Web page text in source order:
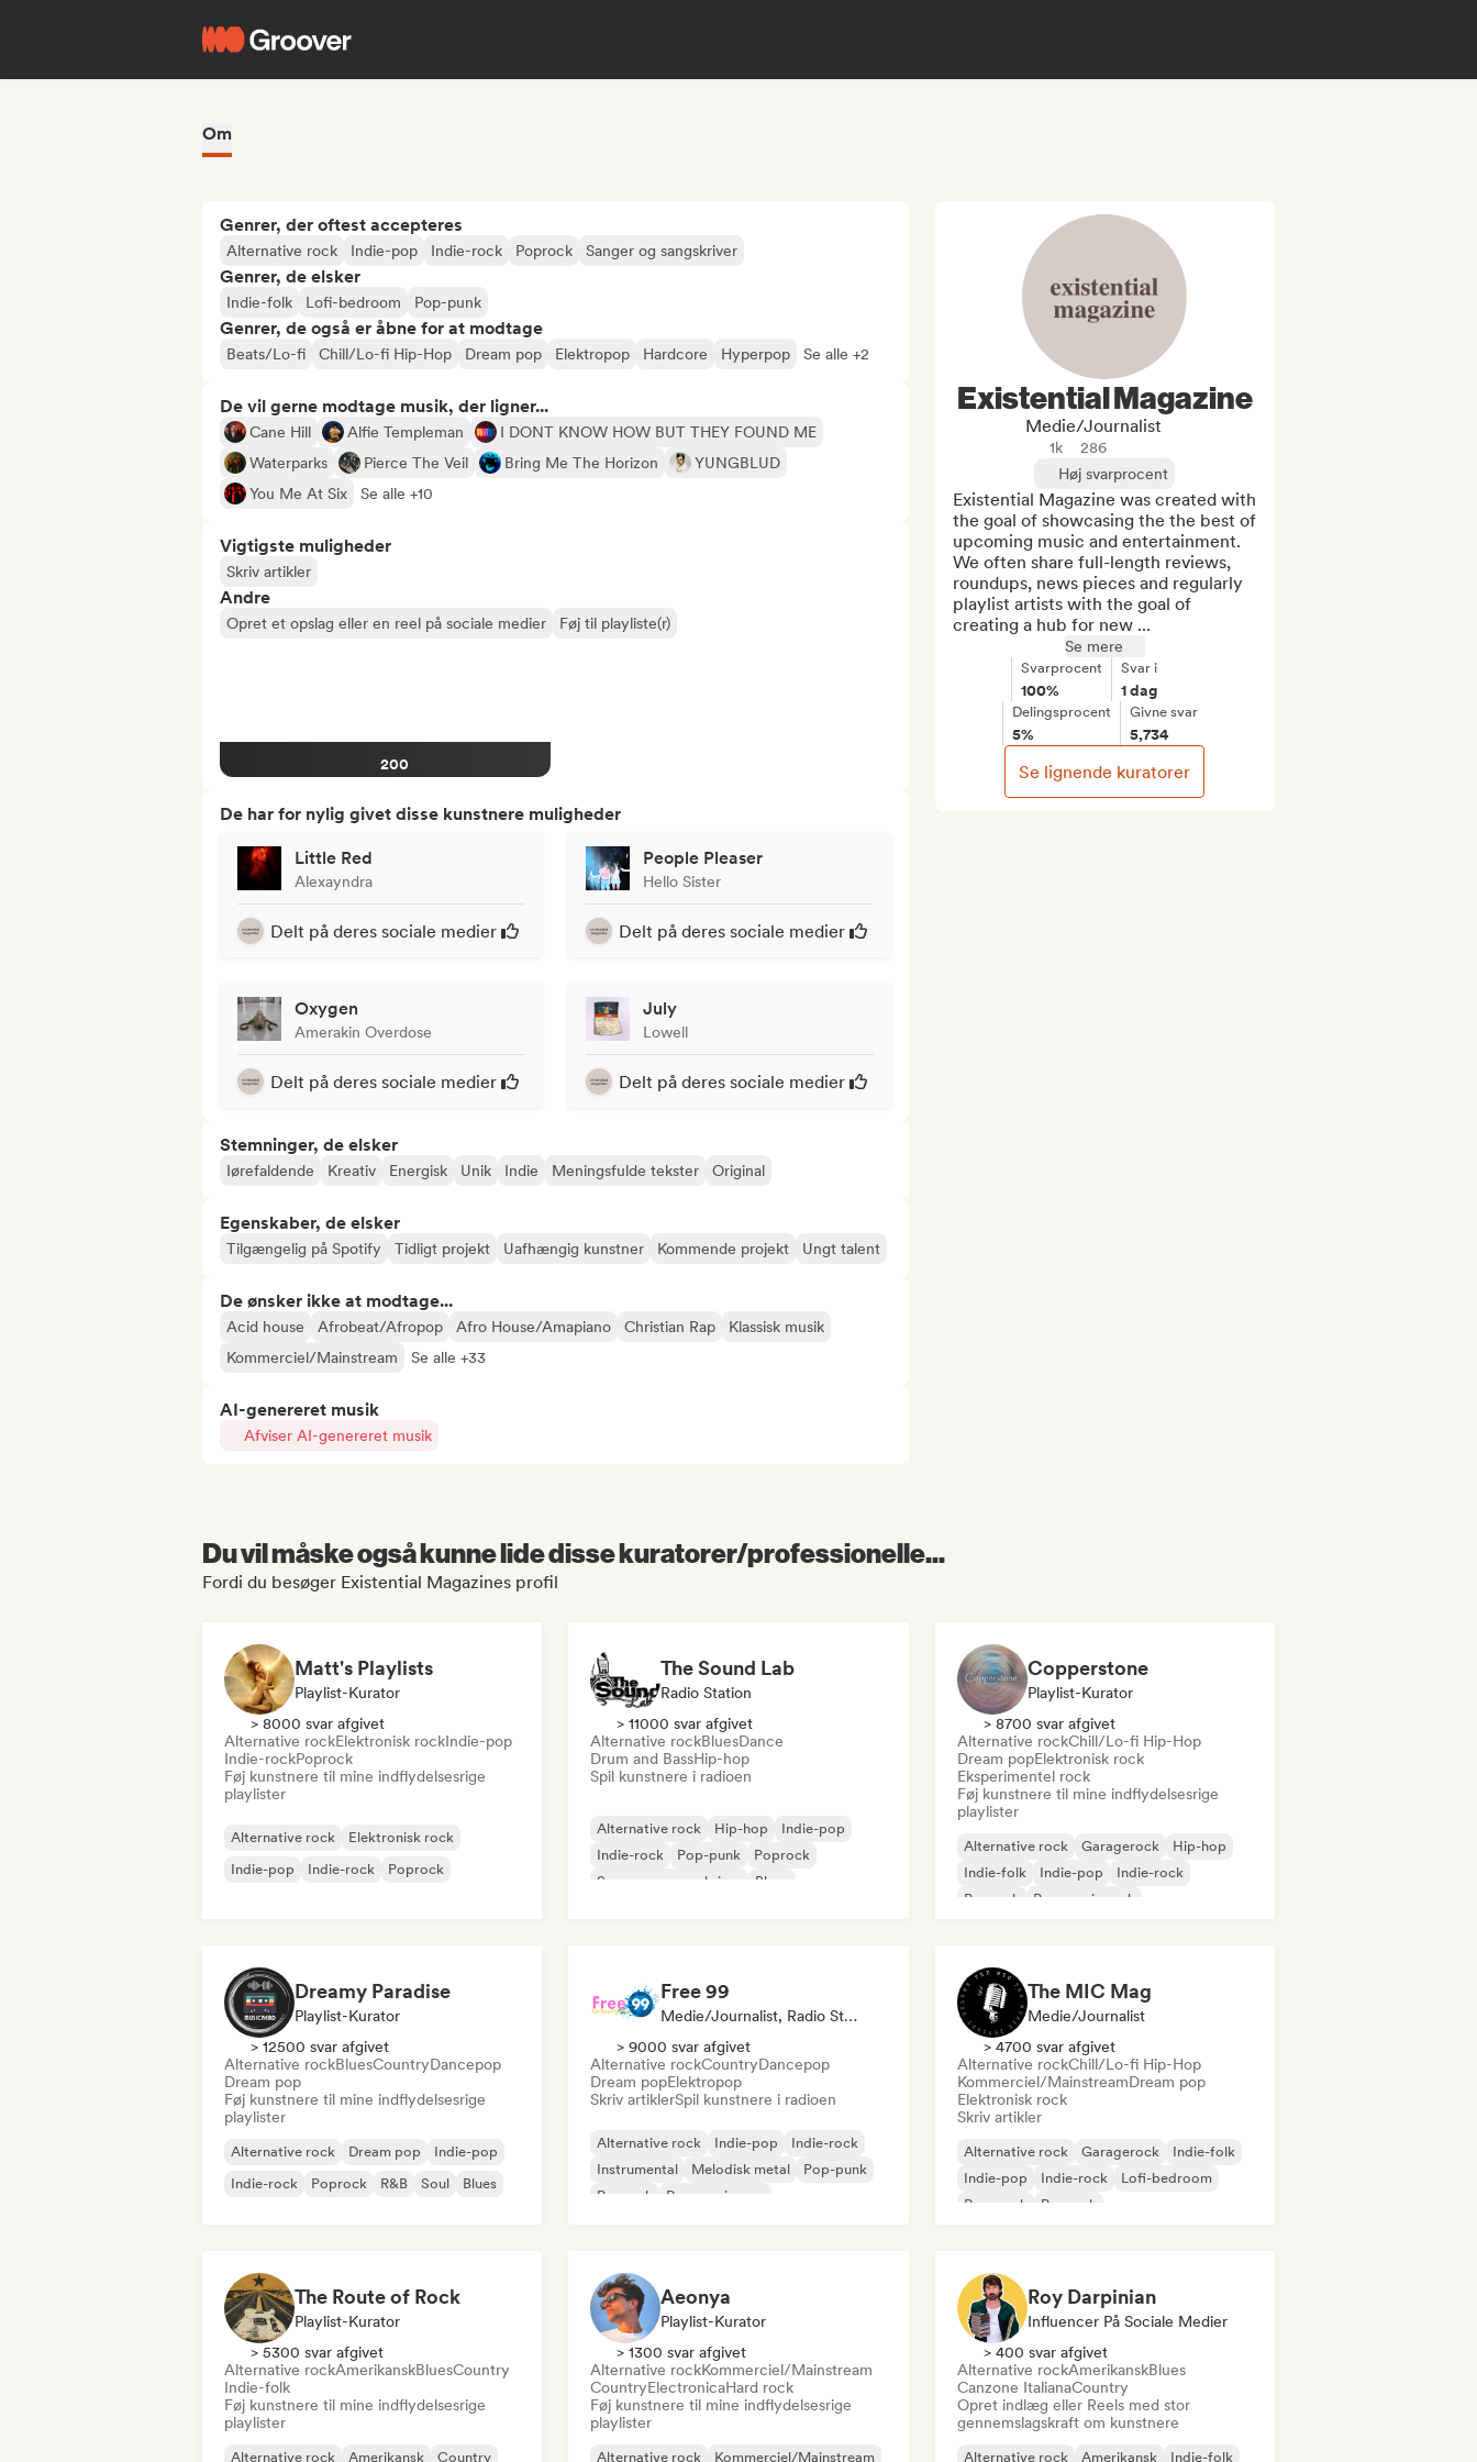
Om
Genrer, der oftest accepteres
Alternative rock Indie-pop Indie-rock Poprock Sanger og sangskriver
Genrer, de elsker
Indie-folk Lofi-bedroom Pop-punk
Genrer, de også er åbne for at modtage
Beats/Lo-fi Chill/Lo-fi Hip-Hop Dream pop Elektropop Hardcore Hyperpop Se alle +2
De vil gerne modtage musik, der ligner...
Cane Hill Alfie Templeman
I DONT KNOW HOW BUT THEY FOUND ME
Waterparks
Pierce The Veil Bring Me The Horizon
YUNGBLUD
You Me At Six
Se alle +10
Vigtigste muligheder
Skriv artikler
Andre
Opret et opslag eller en reel på sociale medier Føj til playliste(r)
200
De har for nylig givet disse kunstnere muligheder
Little Red
Alexayndra
Delt på deres sociale medier
People Pleaser
Hello Sister
Delt på deres sociale medier
Oxygen
Amerakin Overdose
Delt på deres sociale medier
July
Lowell
Delt på deres sociale medier
Stemninger, de elsker
Iørefaldende Kreativ Energisk Unik Indie Meningsfulde tekster Original
Egenskaber, de elsker
Tilgængelig på Spotify Tidligt projekt Uafhængig kunstner Kommende projekt Ungt talent
De ønsker ikke at modtage...
Acid house Afrobeat/Afropop Afro House/Amapiano Christian Rap
Klassisk musik
Kommerciel/Mainstream
Se alle +33
AI-genereret musik
Afviser AI-genereret musik
Existential Magazine
Medie/journalist
1k
286
Høj svarprocent
Existential Magazine was created with
the goal of showcasing the the best of
upcoming music and entertainment.
We often share full-length reviews,
roundups, news pieces and regularly
playlist artists with the goal of
creating a hub for new ...
Se mere
Svarprocent
100%
Svar i
1 dag
Delingsprocent
5%
Givne svar
5,734
Se lignende kuratorer
Du vil måske også kunne lide disse kuratorer/professionelle...
Fordi du besøger Existential Magazines profil
Matt's Playlists
Playlist-Kurator
> 8000 svar afgivet
Alternative rockElektronisk rockIndie-pop
Indie-rockPoprock
Føj kunstnere til mine indflydelsesrige
playlister
Alternative rock
Elektronisk rock
Indie-pop
Indie-rock Poprock
The Sound Lab
Radio Station
> 11000 svar afgivet
Alternative rockBluesDance
Drum and BassHip-hop
Spil kunstnere i radioen
Alternative rock Hip-hop
Indie-pop
Indie-rock
Pop-punk
Poprock
Sanger og sangskriver
Blues
Copperstone
Playlist-Kurator
> 8700 svar afgivet
Alternative rockChill/Lo-fi Hip-Hop
Dream popElektronisk rock
Eksperimentel rock
Føj kunstnere til mine indflydelsesrige
playlister
Alternative rock Garagerock
Hip-hop
Indie-folk
Indie-pop
Indie-rock
Poprock
Progressiv rock
Dreamy Paradise
Playlist-Kurator
> 12500 svar afgivet
Alternative rockBluesCountryDancepop
Dream pop
Føj kunstnere til mine indflydelsesrige
playlister
Alternative rock Dream pop
Indie-pop
Indie-rock
Poprock R&B Soul Blues
Free 99
Medie/journalist, Radio Station
> 9000 svar afgivet
Alternative rockCountryDancepop
Dream popElektropop
Skriv artiklerSpil kunstnere i radioen
Alternative rock Indie-pop
Indie-rock
Instrumental
Melodisk metal
Pop-punk
Poprock
Progressiv pop
The MIC Mag
Medie/journalist
> 4700 svar afgivet
Alternative rockChill/Lo-fi Hip-Hop
Kommerciel/MainstreamDream pop
Elektronisk rock
Skriv artikler
Alternative rock Garagerock
Indie-folk
Indie-pop
Indie-rock
Lofi-bedroom
Pop-punk
Poprock
The Route of Rock
Playlist-Kurator
> 5300 svar afgivet
Alternative rockAmerikanskBluesCountry
Indie-folk
Føj kunstnere til mine indflydelsesrige
playlister
Alternative rock Amerikansk Country
Aeonya
Playlist-Kurator
> 1300 svar afgivet
Alternative rockKommerciel/Mainstream
CountryElectronicaHard rock
Føj kunstnere til mine indflydelsesrige
playlister
Alternative rock Kommerciel/Mainstream
Roy Darpinian
Influencer På Sociale Medier
> 400 svar afgivet
Alternative rockAmerikanskBlues
Canzone ItalianaCountry
Opret indlæg eller Reels med stor
gennemslagskraft om kunstnere
Alternative rock Amerikansk Indie-folk